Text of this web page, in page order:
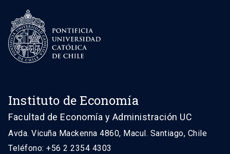
Instituto de Economía
Facultad de Economía y Administración UC
Avda. Vicuña Mackenna 4860, Macul. Santiago, Chile
Teléfono: +56 2 2354 4303